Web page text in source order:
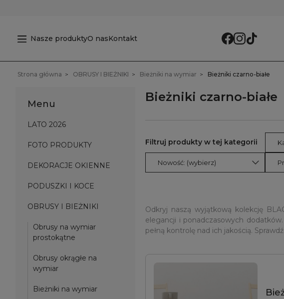
Nasze produktyO nasKontakt
Strona główna OBRUSY I BIEŻNIKI Bieżniki na wymiar Bieżniki czarno-białe
Menu
LATO 2026
FOTO PRODUKTY
DEKORACJE OKIENNE
PODUSZKI I KOCE
OBRUSY I BIEŻNIKI
Obrusy na wymiar
prostokątne
Obrusy okrągłe na
wymiar
Bieżniki na wymiar
Bieżniki czarno-białe
Nowość: (wybierz)
Odkryj naszą wyjątkową kolekcję
elegancji i ponadczasowych
pełną kontrolę nad ich jakością.